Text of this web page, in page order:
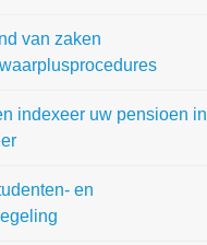
van zaken
indexeer uw pensioen in
en